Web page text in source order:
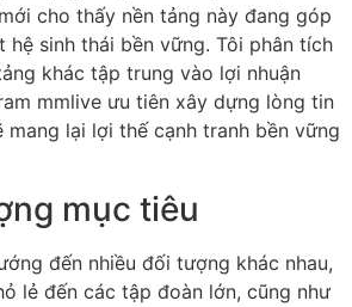
cho thấy nền tảng này đang góp
hệ sinh thái bền vững. Tôi phân tích
khác tập trung vào lợi nhuận
mmlive ưu tiên xây dựng lòng tin
mang lại lợi thế cạnh tranh bền vững
mục tiêu
đến nhiều đối tượng khác nhau,
lẻ đến các tập đoàn lớn, cũng như